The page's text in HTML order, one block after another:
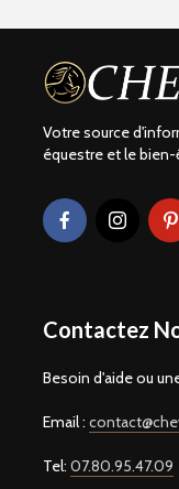
Votre source
équestre et le bien-
Contactez
Besoin d'aide ou
Email :
Tel: 07.80.95.47.09